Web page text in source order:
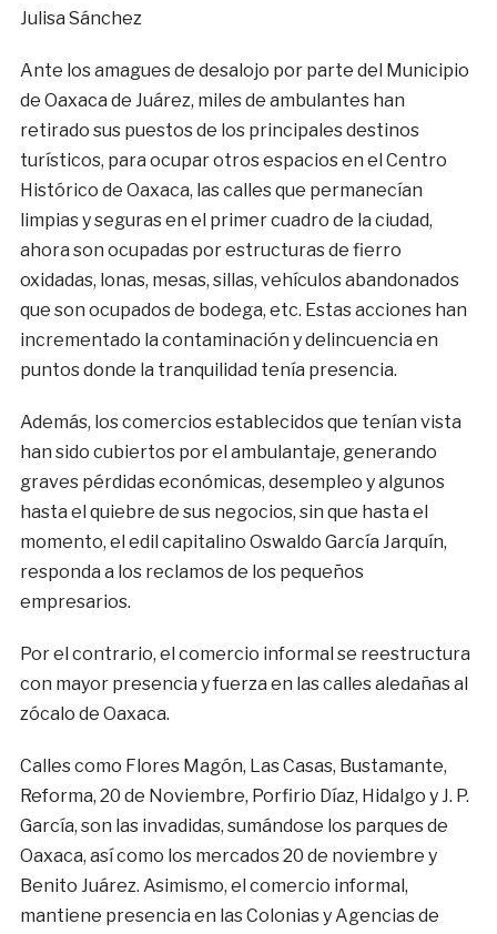
Julisa Sánchez
Ante los amagues de desalojo por parte del Municipio
de Oaxaca de Juárez, miles de ambulantes han
retirado sus puestos de los principales destinos
turísticos, para ocupar otros espacios en el Centro
Histórico de Oaxaca, las calles que permanecían
limpias y seguras en el primer cuadro de la ciudad,
ahora son ocupadas por estructuras de fierro
oxidadas, lonas, mesas, sillas, vehículos abandonados
que son ocupados de bodega, etc. Estas acciones han
incrementado la contaminación y delincuencia en
puntos donde la tranquilidad tenía presencia.
Además, los comercios establecidos que tenían vista
han sido cubiertos por el ambulantaje, generando
graves pérdidas económicas, desempleo y algunos
hasta el quiebre de sus negocios, sin que hasta el
momento, el edil capitalino Oswaldo García Jarquín,
responda a los reclamos de los pequeños
empresarios.
Por el contrario, el comercio informal se reestructura
con mayor presencia y fuerza en las calles aledañas al
zócalo de Oaxaca.
Calles como Flores Magón, Las Casas, Bustamante,
Reforma, 20 de Noviembre, Porfirio Díaz, Hidalgo y J. P.
García, son las invadidas, sumándose los parques de
Oaxaca, así como los mercados 20 de noviembre y
Benito Juárez. Asimismo, el comercio informal,
mantiene presencia en las Colonias y Agencias de